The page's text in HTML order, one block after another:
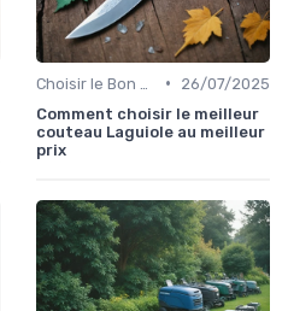
•
26/07/2025
Comment choisir le meilleur
couteau Laguiole au meilleur
prix